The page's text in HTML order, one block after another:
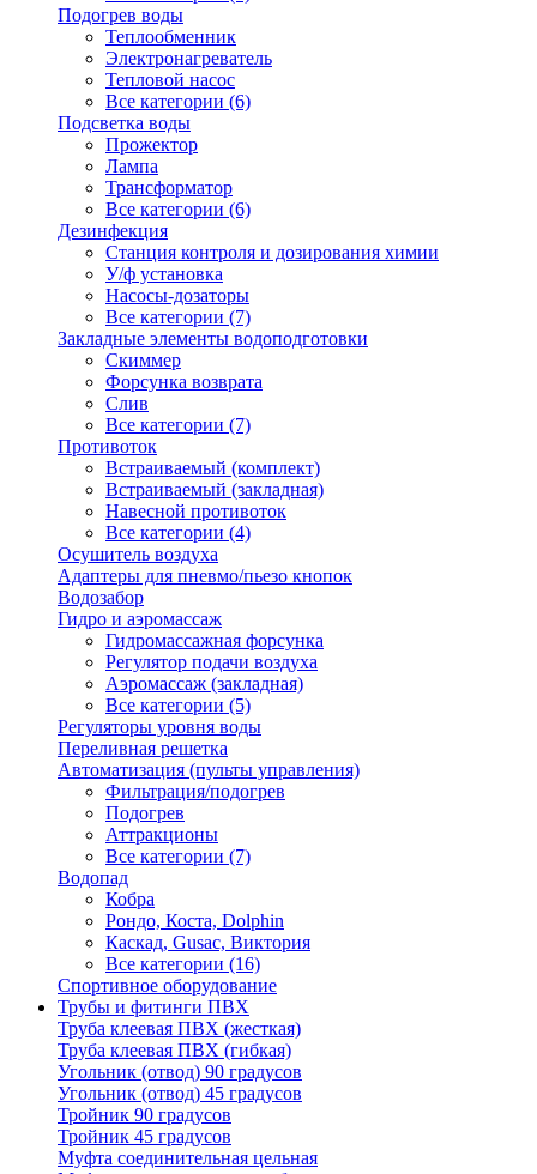
Подогрев воды
Теплообменник
Электронагреватель
Тепловой насос
Все категории (6)
Подсветка воды
Прожектор
Лампа
Трансформатор
Все категории (6)
Дезинфекция
Станция контроля и дозирования химии
У/ф установка
Насосы-дозаторы
Все категории (7)
Закладные элементы водоподготовки
Скиммер
Форсунка возврата
Слив
Все категории (7)
Противоток
Встраиваемый (комплект)
Встраиваемый (закладная)
Навесной противоток
Все категории (4)
Осушитель воздуха
Адаптеры для пневмо/пьезо кнопок
Водозабор
Гидро и аэромассаж
Гидромассажная форсунка
Регулятор подачи воздуха
Аэромассаж (закладная)
Все категории (5)
Регуляторы уровня воды
Переливная решетка
Автоматизация (пульты управления)
Фильтрация/подогрев
Подогрев
Аттракционы
Все категории (7)
Водопад
Кобра
Рондо, Коста, Dolphin
Каскад, Gusac, Виктория
Все категории (16)
Спортивное оборудование
Трубы и фитинги ПВХ
Труба клеевая ПВХ (жесткая)
Труба клеевая ПВХ (гибкая)
Угольник (отвод) 90 градусов
Угольник (отвод) 45 градусов
Тройник 90 градусов
Тройник 45 градусов
Муфта соединительная цельная